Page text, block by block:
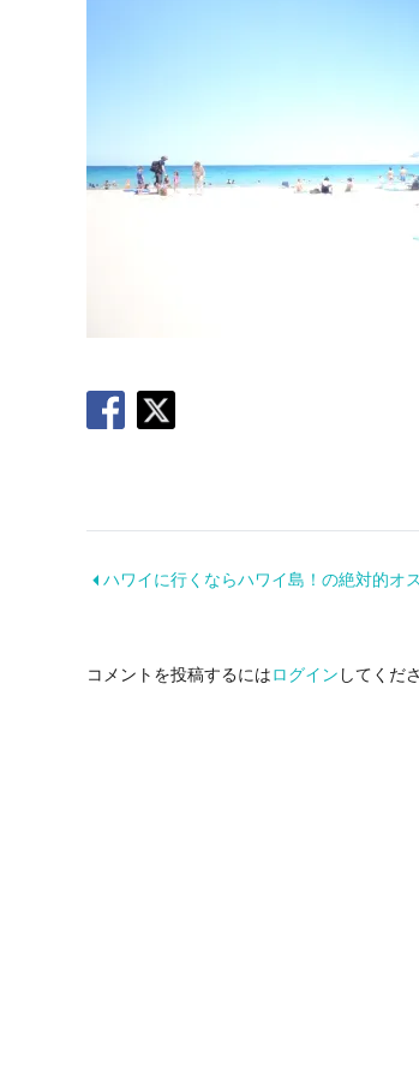
ハワイに行くならハワイ島！の絶対的オ
コメントを投稿するにはログイン してくだ